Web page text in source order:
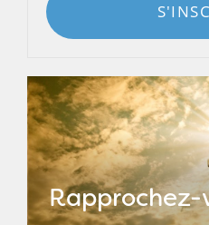
Rapprochez-